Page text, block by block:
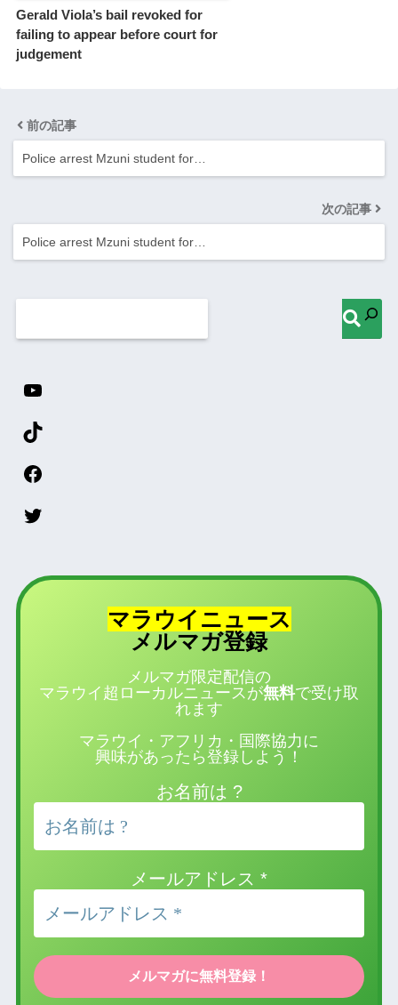
Gerald Viola’s bail revoked for
failing to appear before court for
judgement
前の記事
Police arrest Mzuni student for…
次の記事
Police arrest Mzuni student for…
マラウイニュース
メルマガ登録
メルマガ限定配信の
マラウイ超ローカルニュースが無料で受け取
れます
マラウイ・アフリカ・国際協力に
興味があったら登録しよう！
お名前は ?
メールアドレス *